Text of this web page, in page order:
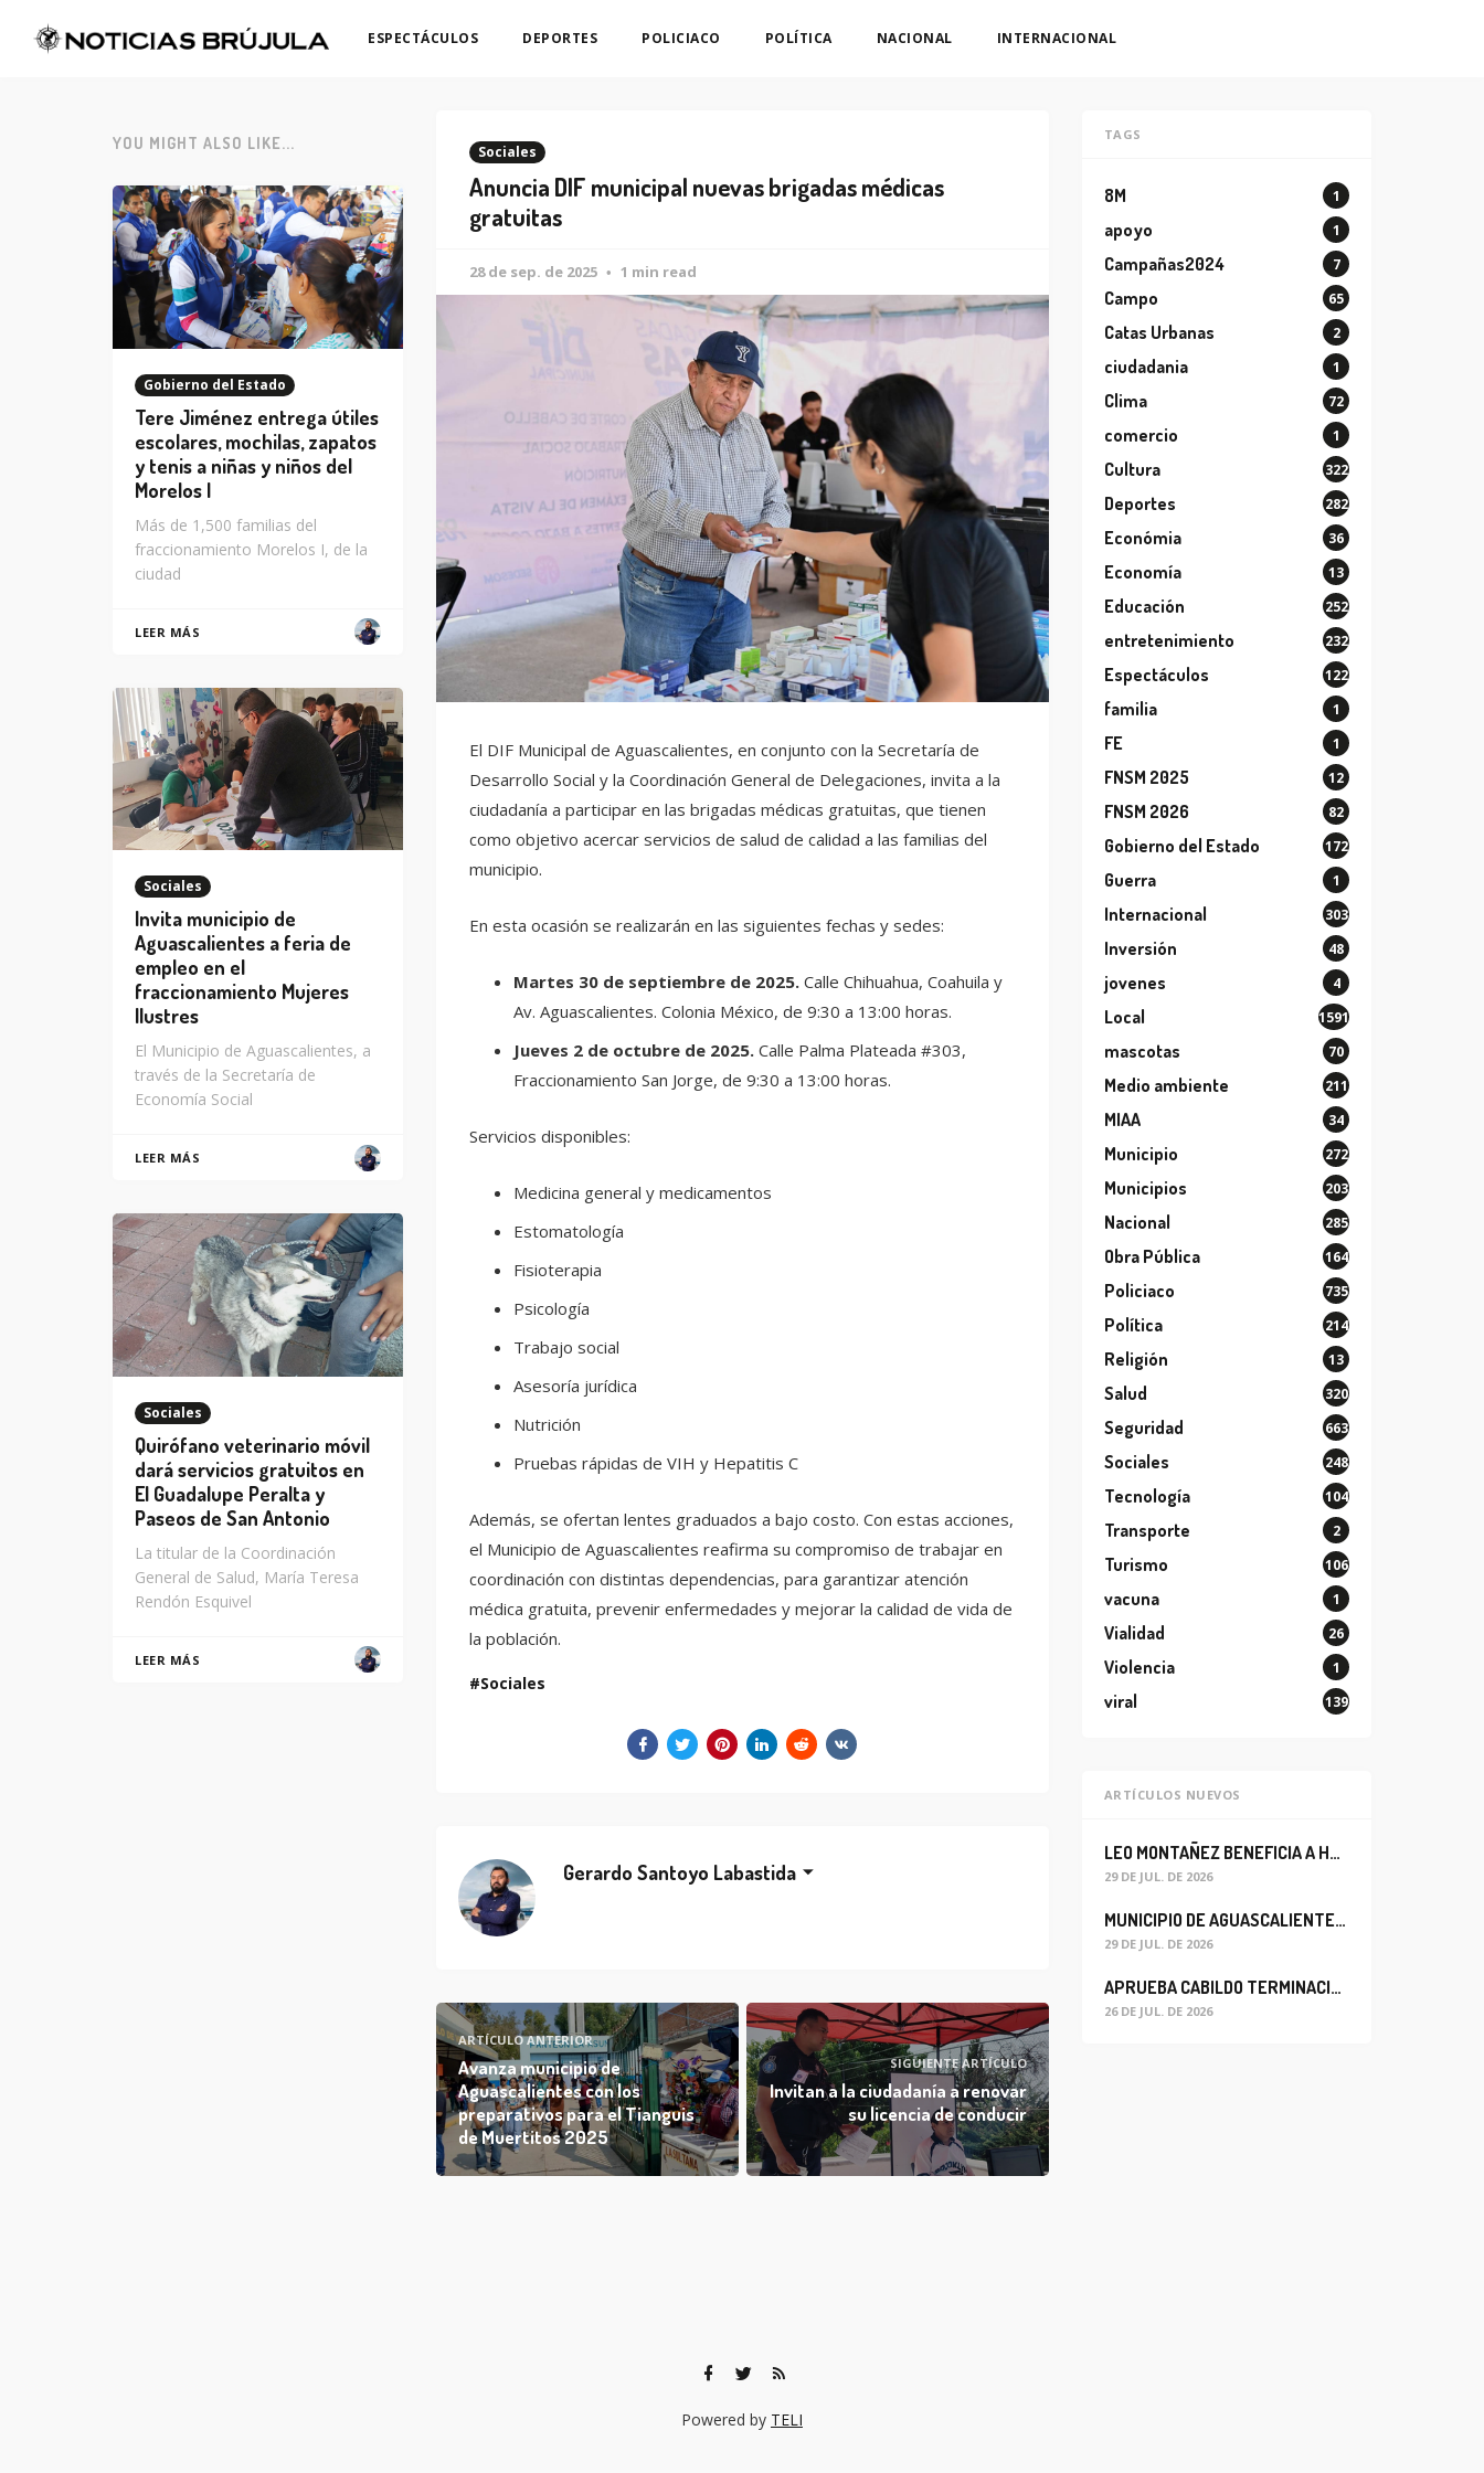
ESPECTÁCULOS DEPORTES POLICIACO POLÍTICA NACIONAL INTERNACIONAL
Sociales
Anuncia DIF municipal nuevas brigadas médicas
gratuitas
28 de sep. de 2025 1 min read
El DIF Municipal de Aguascalientes, en conjunto con la Secretaría de
Desarrollo Social y la Coordinación General de Delegaciones, invita a la
ciudadanía a participar en las brigadas médicas gratuitas, que tienen
como objetivo acercar servicios de salud de calidad a las familias del
municipio.
En esta ocasión se realizarán en las siguientes fechas y sedes:
Martes 30 de septiembre de 2025. Calle Chihuahua, Coahuila y
Av. Aguascalientes. Colonia México, de 9:30 a 13:00 horas.
Jueves 2 de octubre de 2025. Calle Palma Plateada #303,
Fraccionamiento San Jorge, de 9:30 a 13:00 horas.
Servicios disponibles:
Medicina general y medicamentos
Estomatología
Fisioterapia
Psicología
Trabajo social
Asesoría jurídica
Nutrición
Pruebas rápidas de VIH y Hepatitis C
Además, se ofertan lentes graduados a bajo costo. Con estas acciones,
el Municipio de Aguascalientes reafirma su compromiso de trabajar en
coordinación con distintas dependencias, para garantizar atención
médica gratuita, prevenir enfermedades y mejorar la calidad de vida de
la población.
Sociales
Gerardo Santoyo Labastida
ARTÍCULO ANTERIOR
Avanza municipio de
Aguascalientes con los
preparativos para el Tianguis
de Muertitos 2025
SIGUIENTE ARTÍCULO
Invitan a la ciudadanía a renovar
su licencia de conducir
YOU MIGHT ALSO LIKE...
Gobierno del Estado
Tere Jiménez entrega útiles
escolares, mochilas, zapatos
y tenis a niñas y niños del
Morelos I
Más de 1,500 familias del
fraccionamiento Morelos I, de la
ciudad
LEER MÁS
Sociales
Invita municipio de
Aguascalientes a feria de
empleo en el
fraccionamiento Mujeres
Ilustres
El Municipio de Aguascalientes, a
través de la Secretaría de
Economía Social
LEER MÁS
Sociales
Quirófano veterinario móvil
dará servicios gratuitos en
El Guadalupe Peralta y
Paseos de San Antonio
La titular de la Coordinación
General de Salud, María Teresa
Rendón Esquivel
LEER MÁS
TAGS
8M 1
apoyo 1
Campañas2024 7
Campo 65
Catas Urbanas 2
ciudadania 1
Clima 72
comercio 1
Cultura 322
Deportes 282
Económia 36
Economía 13
Educación 252
entretenimiento 232
Espectáculos 122
familia 1
FE 1
FNSM 2025 12
FNSM 2026 82
Gobierno del Estado 172
Guerra 1
Internacional 303
Inversión 48
jovenes 4
Local 1591
mascotas 70
Medio ambiente 211
MIAA 34
Municipio 272
Municipios 203
Nacional 285
Obra Pública 164
Policiaco 735
Política 214
Religión 13
Salud 320
Seguridad 663
Sociales 248
Tecnología 104
Transporte 2
Turismo 106
vacuna 1
Vialidad 26
Violencia 1
viral 139
ARTÍCULOS NUEVOS
LEO MONTAÑEZ BENEFICIA A HABITANTES DEL BARRIO DE LA SALUD CON MEJORA DEL ALCANTARILLADO SANITARIO
29 DE JUL. DE 2026
MUNICIPIO DE AGUASCALIENTES REABRE CIRCULACIÓN VEHICULAR EN LA CALLE JOSEFA ORTIZ DE DOMÍNGUEZ
29 DE JUL. DE 2026
APRUEBA CABILDO TERMINACIÓN ANTICIPADA DEL CONTRATO PARA EL PROYECTO DE MODERNIZACIÓN DEL SISTEMA DE ALUMBRADO
26 DE JUL. DE 2026
Powered by TELI